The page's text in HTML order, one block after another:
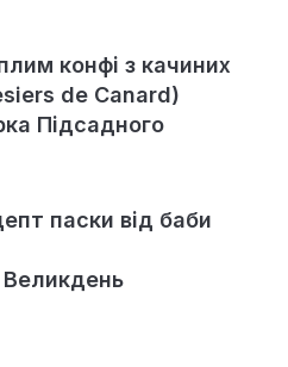
конфі з качиних
de Canard)
Підсадного
паски від баби